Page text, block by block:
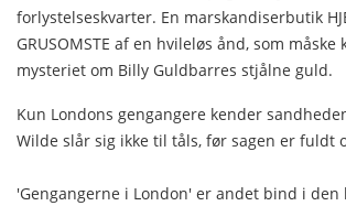
forlystelseskvarter. En marskandiserbutik
GRUSOMSTE af en hvileløs ånd, som måske
mysteriet om Billy Guldbarres stjålne guld.
Kun Londons gengangere kender
Wilde slår sig ikke til tåls, før sagen er fuldt
'Gengangerne i London' er andet bind i den